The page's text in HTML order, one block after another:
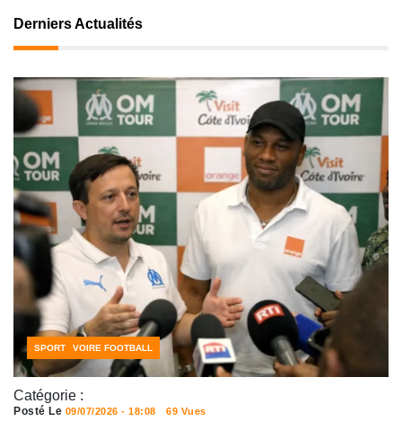
Derniers Actualités
Catégorie :
CÔTE D'IVOIRE FOOTBALL
SPORT
Posté Le 09/07/2026 - 18:08 69 Vues